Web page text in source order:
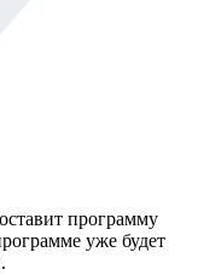
программу
уже будет